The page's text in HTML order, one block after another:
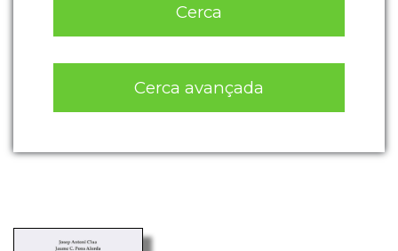
Cerca
Cerca avançada